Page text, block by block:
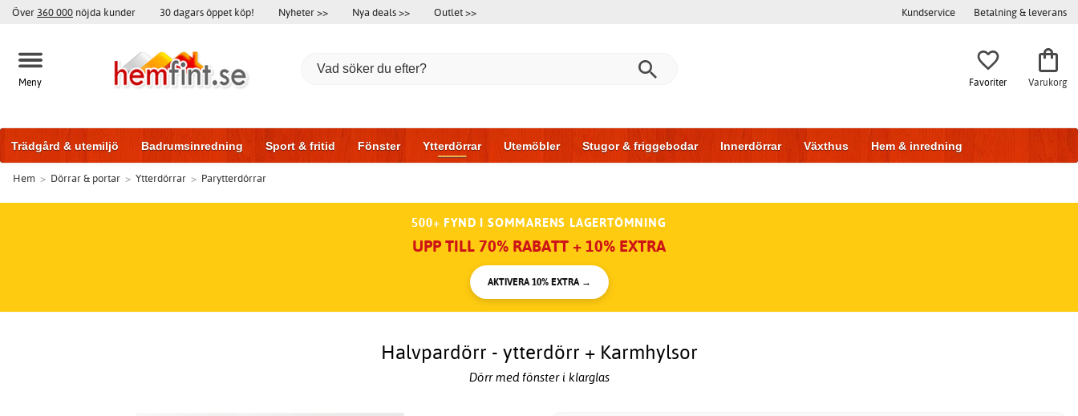
Över 360 000 nöjda kunder 30 dagars öppet köp! Nyheter >> Nya deals >> Outlet >> Kundservice Betalning & leverans
Meny Favoriter Varukorg
Trädgård & utemiljö Badrumsinredning Sport & fritid Fönster Ytterdörrar Utemöbler Stugor & friggebodar Innerdörrar Växthus Hem & inredning
Badrumsmöbler Träningsutrustning Garageportar
Hem > Dörrar & portar > Ytterdörrar > Parytterdörrar
500+ FYND I SOMMARENS LAGERTÖMNING
UPP TILL 70% RABATT + 10% EXTRA
AKTIVERA 10% EXTRA →
Halvpardörr - ytterdörr + Karmhylsor
Dörr med fönster i klarglas